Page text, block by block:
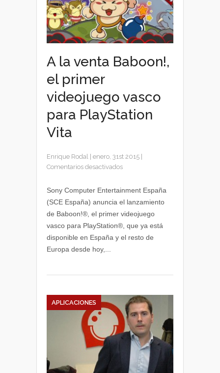
A la venta Baboon!,
el primer
videojuego vasco
para PlayStation
Vita
Enrique Rodal enero, 31st 2015
Comentarios desactivadosen
el
primer
videojuego
Sony Computer Entertainment España
(SCE España) anuncia el lanzamiento
de Baboon!®, el primer videojuego
vasco para PlayStation®, que ya está
disponible en España y el resto de
Europa desde hoy,...
APLICACIONES